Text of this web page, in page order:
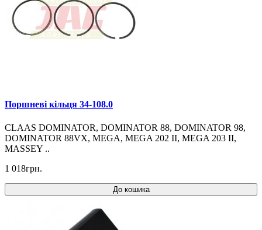
Поршневі кільця 34-108.0
CLAAS DOMINATOR, DOMINATOR 88, DOMINATOR 98,
DOMINATOR 88VX, MEGA, MEGA 202 II, MEGA 203 II,
MASSEY ..
1 018грн.
До кошика